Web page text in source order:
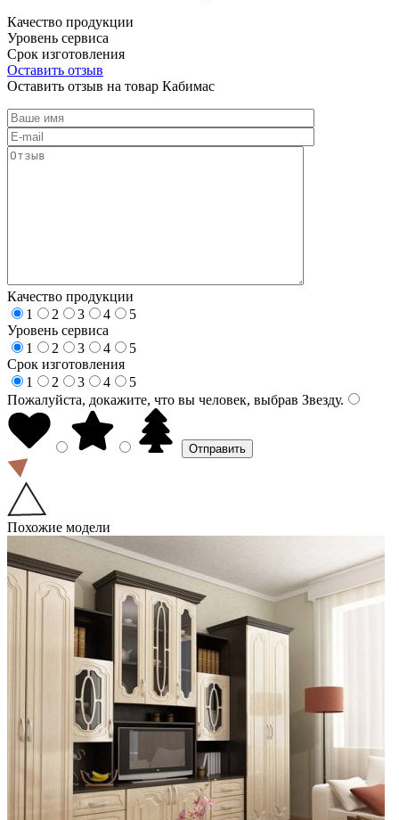
Качество продукции
Уровень сервиса
Срок изготовления
Оставить отзыв
Оставить отзыв на товар Кабимас
Качество продукции
1
2 3 4
5
Уровень сервиса
1
2 3 4
5
Срок изготовления
1
2 3 4
5
Пожалуйста, докажите, что вы человек, выбрав Звезду.
Похожие модели